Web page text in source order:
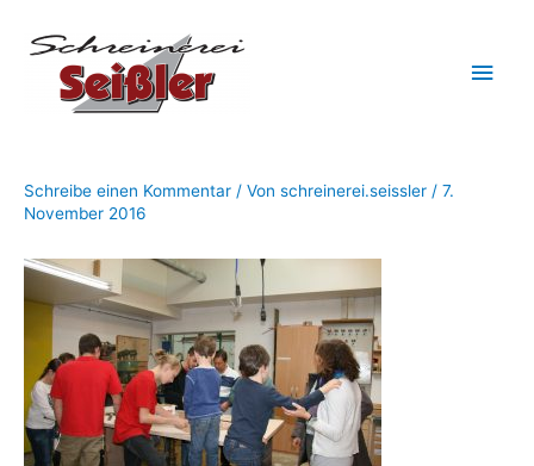
Inhalt
springen
Schreibe einen Kommentar / Von schreinerei.seissler / 7.
November 2016